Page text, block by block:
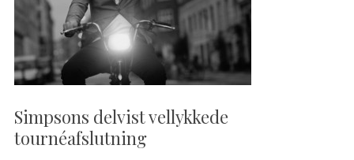
Simpsons delvist vellykkede
tournéafslutning